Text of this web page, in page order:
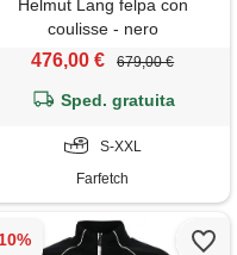
Helmut Lang felpa con
coulisse - nero
476,00 € 679,00 €
Sped. gratuita
S-XXL
Farfetch